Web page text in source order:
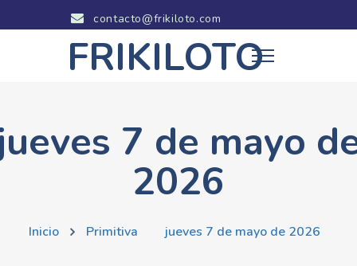
contacto@frikiloto.com
FRIKILOTO
7 de mayo
2026
Inicio Primitiva jueves 7 de mayo de 2026